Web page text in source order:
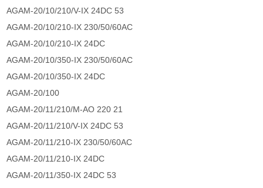
AGAM-20/10/210/V-IX 24DC 53
AGAM-20/10/210-IX 230/50/60AC
AGAM-20/10/210-IX 24DC
AGAM-20/10/350-IX 230/50/60AC
AGAM-20/10/350-IX 24DC
AGAM-20/100
AGAM-20/11/210/M-AO 220 21
AGAM-20/11/210/V-IX 24DC 53
AGAM-20/11/210-IX 230/50/60AC
AGAM-20/11/210-IX 24DC
AGAM-20/11/350-IX 24DC 53